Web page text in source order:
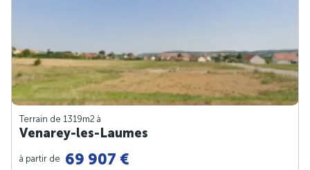
Terrain de 1319m2 à
Venarey-les-Laumes
à partir de 69 907 €